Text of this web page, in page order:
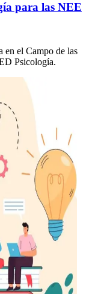
para las NEE
en el Campo de las
Psicología.